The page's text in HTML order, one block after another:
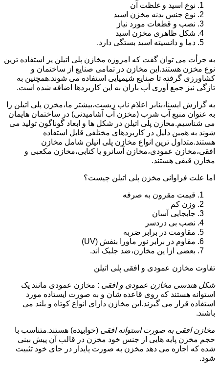
نوع اسید و غلظت آن
نوع جنس بدنه مخزن اسید
نصب و قطعات مورد نیاز
شکل ظاهری مخزن اسید
دما و دانسیته اسید بستگی دارد.
به جرأت می توان گفت که امروزه مخازن پلی اتیلن پر استفاده ترین
نوع مخزن هستند.این مخازن در تمامی صنایع از ساختمان و
کشاورزی گرفته تا صنایع شیمیایی استفاده می شوند.همچنین به
تازگی نیز جمع آوری آب باران به این کاربردها اضافه شده است.
به گزارش ایسنا،بنابر اعلام ناب زیست،بیشتر ما،مخزن پلی اتیلن را
به عنوان منبع آب شرب (مخزن آب آشامیدنی) در ساختمان هایمان
می شناسیم.مخازن پلی اتیلن در شکل ها و ابعاد گوناگون تولید می
شوند به همین دلیل در کاربردهای مختلفی قابل استفاده
هستند.متداول ترین انواع مخازن پلی اتیلن شامل مخازن
افقی،مخازن عمودی،مخازن آسانرو یا کتابی،مخازن مکعبی و
مخازن قیفی هستند.
اما علت فراوانی مخزن پلی اتیلن چیست؟
قیمت مقرون به صرفه
وزن کم
جابجایی آسان
نصب بی دردسر
مقاومت در برابر ضربه
مقاوم در برابر نور ماورا بنفش (UV)
بعضی ازا ین مخازن،ضد جلبک اند.
تفاوت مخازن عمودی و افقی پلی اتیلن
شکل هندسی مخازن عمودی و افقی : مخازن عمودی مانند یک
استوانه هستند که روی قاعده شان و به صورت ایستاده مورد
استفاده قرار می گیرند.این مخازن دارای انواع کوتاه و بلند می
باشند.
مخازن افقی به صورت استوانه افقی (خوابیده) هستند.متناسب با
حجم مخزن پایه هایی از جنس خود مخزن در قالب آن پیش بینی
شده که اجازه می دهد مخزن به صورت پایدار در جای خود تثبیت
شود.